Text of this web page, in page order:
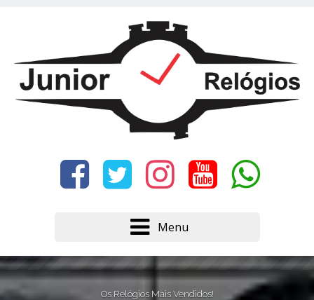
Menu
Os Relógios Mais Vendidos!
para lembrar e entender como você usa nosso
site, analisar seu uso de nossos produtos e
serviços, ajudar com nossos esforços de
marketing e fornecer conteúdo de terceiros. Leia
mais emPolítica de Cookies e Privacidade